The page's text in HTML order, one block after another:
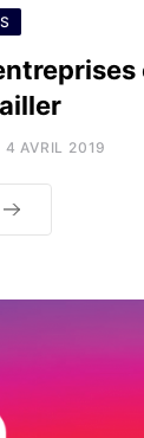
4 AVRIL 2019